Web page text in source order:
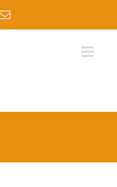
E-